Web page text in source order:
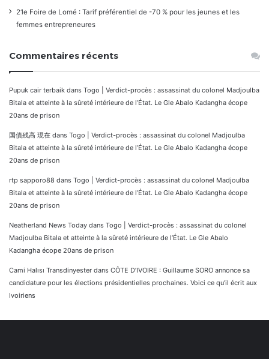
21e Foire de Lomé : Tarif préférentiel de -70 % pour les jeunes et les
femmes entrepreneures
Commentaires récents
Pupuk cair terbaik dans Togo | Verdict-procès : assassinat du colonel Madjoulba
Bitala et atteinte à la sûreté intérieure de l’État. Le Gle Abalo Kadangha écope
20ans de prison
国債残高 現在 dans Togo | Verdict-procès : assassinat du colonel Madjoulba
Bitala et atteinte à la sûreté intérieure de l’État. Le Gle Abalo Kadangha écope
20ans de prison
rtp sapporo88 dans Togo | Verdict-procès : assassinat du colonel Madjoulba
Bitala et atteinte à la sûreté intérieure de l’État. Le Gle Abalo Kadangha écope
20ans de prison
Neatherland News Today dans Togo | Verdict-procès : assassinat du colonel
Madjoulba Bitala et atteinte à la sûreté intérieure de l’État. Le Gle Abalo
Kadangha écope 20ans de prison
Cami Halısı Transdinyester dans CÔTE D’IVOIRE : Guillaume SORO annonce sa
candidature pour les élections présidentielles prochaines. Voici ce qu’il écrit aux
Ivoiriens